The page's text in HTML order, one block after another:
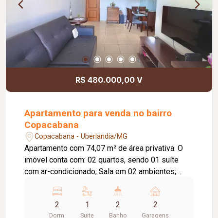
tranquilidade e segurança para os moradores.
Uma excelente oportunidade para quem procura
conforto, praticidade e uma localização
estratégica.
R$ 480.000,00 V
Apartamento para venda no bairro
Copacabana
Copacabana - Uberlandia/MG
Apartamento com 74,07 m² de área privativa. O
imóvel conta com: 02 quartos, sendo 01 suíte
com ar-condicionado; Sala em 02 ambientes;
social; Cozinha; Lavanderia; 02 vagas de garagem
2
Dorm.
1
Suite
2
Banho
2
Garagens